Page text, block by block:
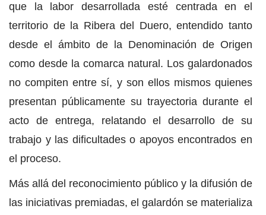
que la labor desarrollada esté centrada en el
territorio de la Ribera del Duero, entendido tanto
desde el ámbito de la Denominación de Origen
como desde la comarca natural. Los galardonados
no compiten entre sí, y son ellos mismos quienes
presentan públicamente su trayectoria durante el
acto de entrega, relatando el desarrollo de su
trabajo y las dificultades o apoyos encontrados en
el proceso.
Más allá del reconocimiento público y la difusión de
las iniciativas premiadas, el galardón se materializa